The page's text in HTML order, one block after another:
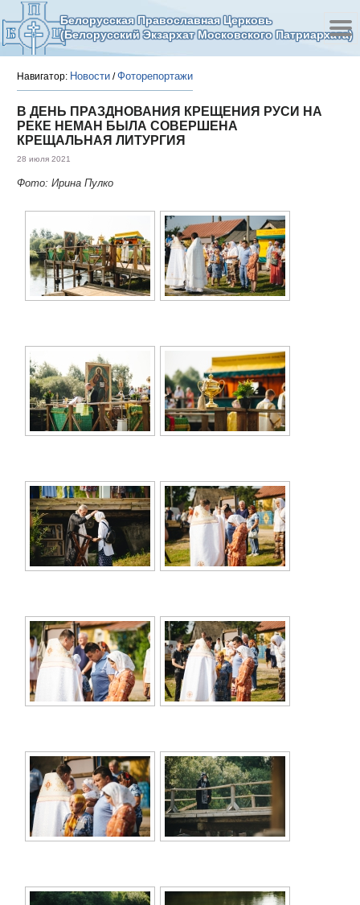
Белорусская Православная Церковь
(Белорусский Экзархат Московского Патриархата)
Навигатор: Новости /Фоторепортажи
В ДЕНЬ ПРАЗДНОВАНИЯ КРЕЩЕНИЯ РУСИ НА
РЕКЕ НЕМАН БЫЛА СОВЕРШЕНА
КРЕЩАЛЬНАЯ ЛИТУРГИЯ
28 июля 2021
Фото: Ирина Пулко